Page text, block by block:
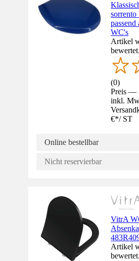
sorrento
passend
WC's
Artikel
bewertet.
(0)
Preis —
inkl.
€*/ ST
Online bestellbar
Nicht reservierbar
VitrA
Artikel
bewertet.